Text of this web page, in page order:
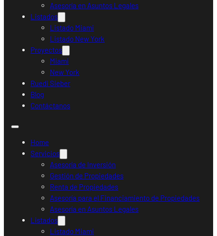
Asesoría en Asuntos Legales
Listados
Listado Miami
Listado New York
Proyectos
Miami
New York
Ruedi Sieber
Blog
Contáctanos
Home
Servicios
Asesoría de Inversión
Gestión de Propiedades
Renta de Propiedades
Asesoría para el Financiamiento de Propiedades
Asesoría en Asuntos Legales
Listados
Listado Miami